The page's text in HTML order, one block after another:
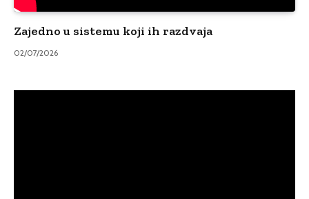
Zajedno u sistemu koji ih razdvaja
02/07/2026